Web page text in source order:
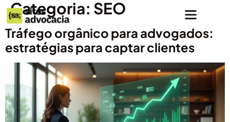
Categoria: SEO
Tráfego orgânico para advogados:
estratégias para captar clientes